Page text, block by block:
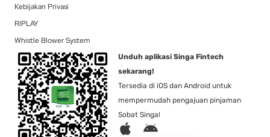
Kebijakan Privasi
RIPLAY
Whistle Blower System
Unduh aplikasi Singa Fintech
sekarang!
Tersedia di iOS dan Android untuk
mempermudah pengajuan pinjaman
Sobat Singa!
A
A